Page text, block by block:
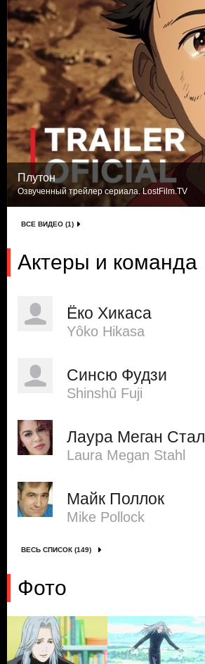
Плутон
Озвученный трейлер сериала. LostFilm.TV
ВСЕ ВИДЕО (1)
Актеры и команда
Ёко Хикаса
Yôko Hikasa
Синсю Фудзи
Shinshû Fuji
Лаура Меган Стал
Laura Megan Stahl
Майк Поллок
Mike Pollock
ВЕСЬ СПИСОК (149)
Фото